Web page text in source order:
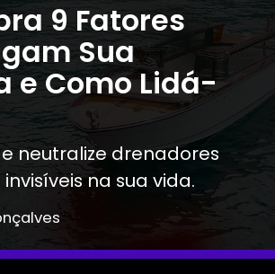
9 Fatores
Sua
e Como Lidá-
neutralize drenadores
na sua vida.